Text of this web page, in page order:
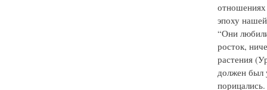
отношениях
эпоху
“Они
росток,
растения
должен был